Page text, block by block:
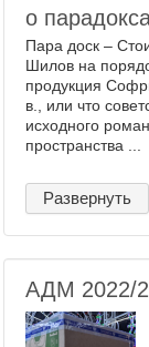
о
Пара доск –
Шилов на
продукция
в., или что
исходного
пространства ...
Развернуть
АДМ 2022/